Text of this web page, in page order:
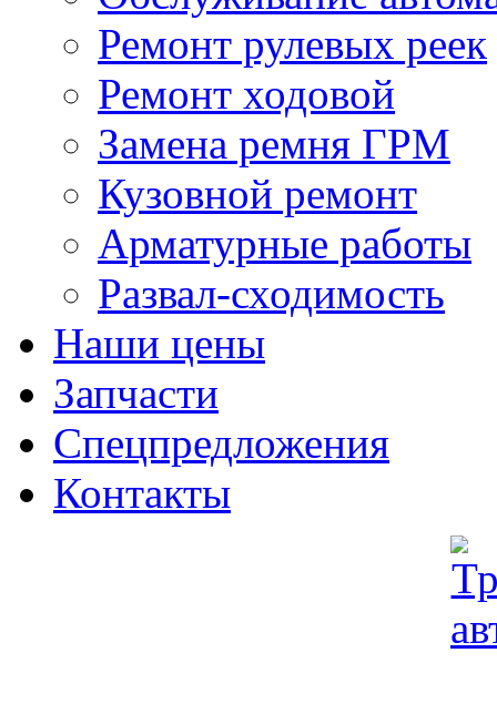
Ремонт рулевых реек
Ремонт ходовой
Замена ремня ГРМ
Кузовной ремонт
Арматурные работы
Развал-сходимость
Наши цены
Запчасти
Спецпредложения
Контакты